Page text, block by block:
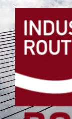
Zum
springen